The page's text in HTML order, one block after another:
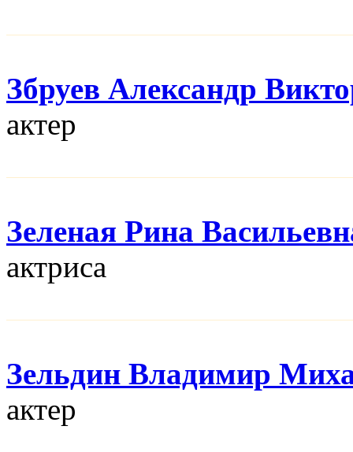
Збруев Александр
актер
Зеленая Рина
актриса
Зельдин Владимир
актер